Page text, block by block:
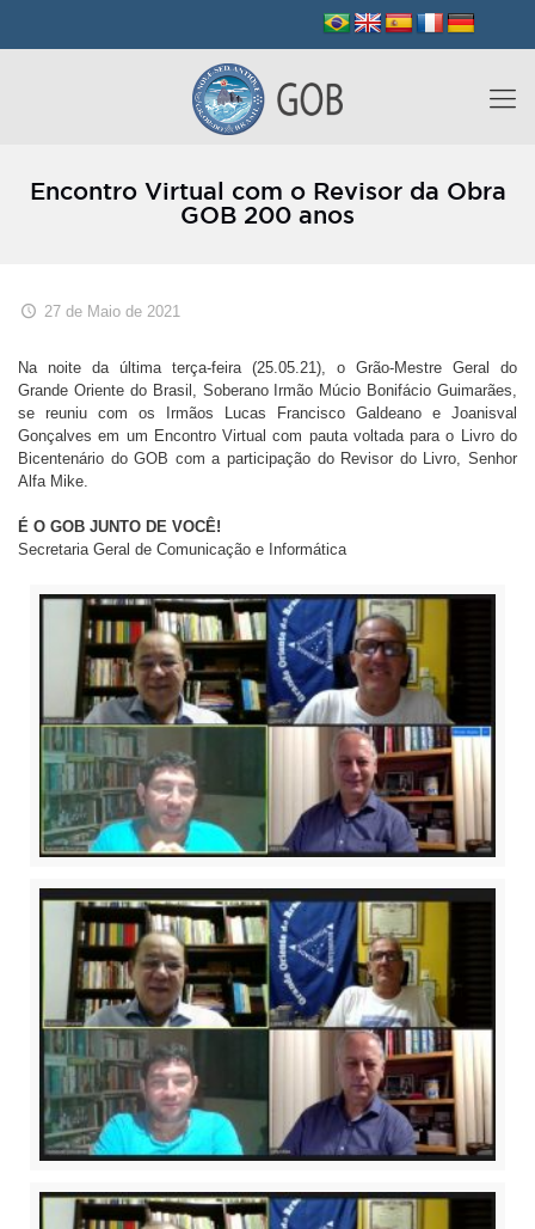
Encontro Virtual com o Revisor da Obra
GOB 200 anos
27 de Maio de 2021
Na noite da última terça-feira (25.05.21), o Grão-Mestre Geral do
Grande Oriente do Brasil, Soberano Irmão Múcio Bonifácio Guimarães,
se reuniu com os Irmãos Lucas Francisco Galdeano e Joanisval
Gonçalves em um Encontro Virtual com pauta voltada para o Livro do
Bicentenário do GOB com a participação do Revisor do Livro, Senhor
Alfa Mike.
É O GOB JUNTO DE VOCÊ!
Secretaria Geral de Comunicação e Informática